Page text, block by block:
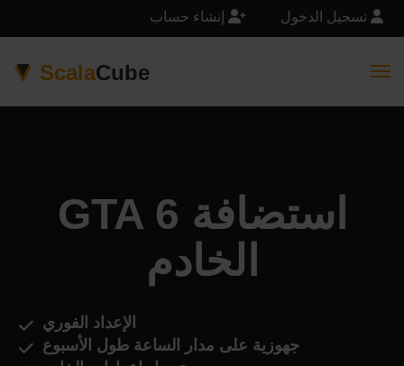
تسجيل الدخول إنشاء حساب
ScalaCube
GTA 6 استضافة
الخادم
الإعداد الفوري
جهوزية على مدار الساعة طول الأسبوع